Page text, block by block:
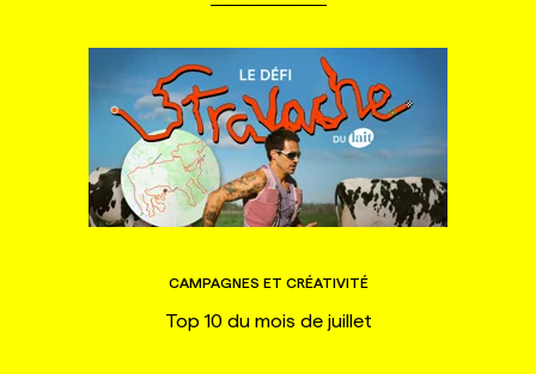
CAMPAGNES ET CRÉATIVITÉ
Top 10 du mois de juillet